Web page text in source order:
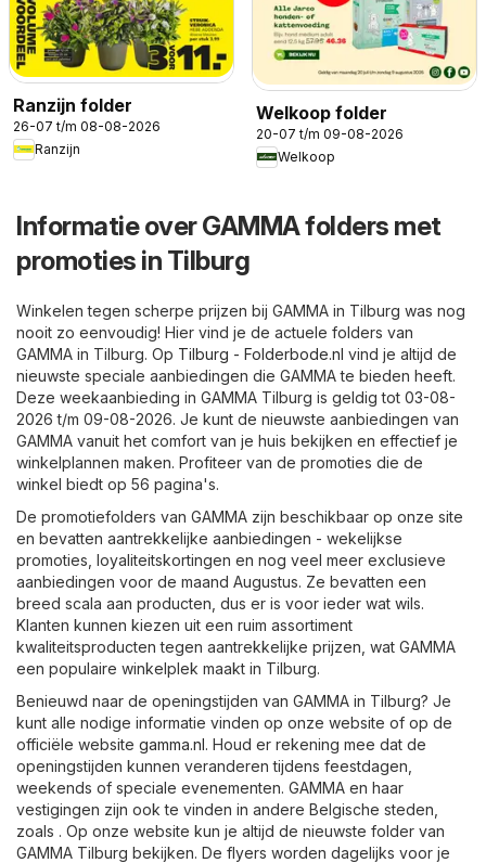
Ranzijn folder
26-07 t/m 08-08-2026
Ranzijn
Welkoop folder
20-07 t/m 09-08-2026
Welkoop
Informatie over GAMMA folders met
promoties in Tilburg
Winkelen tegen scherpe prijzen bij GAMMA in Tilburg was nog
nooit zo eenvoudig! Hier vind je de actuele folders van
GAMMA in Tilburg. Op Tilburg - Folderbode.nl vind je altijd de
nieuwste speciale aanbiedingen die GAMMA te bieden heeft.
Deze weekaanbieding in GAMMA Tilburg is geldig tot 03-08-
2026 t/m 09-08-2026. Je kunt de nieuwste aanbiedingen van
GAMMA vanuit het comfort van je huis bekijken en effectief je
winkelplannen maken. Profiteer van de promoties die de
winkel biedt op 56 pagina's.
De promotiefolders van GAMMA zijn beschikbaar op onze site
en bevatten aantrekkelijke aanbiedingen - wekelijkse
promoties, loyaliteitskortingen en nog veel meer exclusieve
aanbiedingen voor de maand Augustus. Ze bevatten een
breed scala aan producten, dus er is voor ieder wat wils.
Klanten kunnen kiezen uit een ruim assortiment
kwaliteitsproducten tegen aantrekkelijke prijzen, wat GAMMA
een populaire winkelplek maakt in Tilburg.
Benieuwd naar de openingstijden van GAMMA in Tilburg? Je
kunt alle nodige informatie vinden op onze website of op de
officiële website gamma.nl. Houd er rekening mee dat de
openingstijden kunnen veranderen tijdens feestdagen,
weekends of speciale evenementen. GAMMA en haar
vestigingen zijn ook te vinden in andere Belgische steden,
zoals . Op onze website kun je altijd de nieuwste folder van
GAMMA Tilburg bekijken. De flyers worden dagelijks voor je